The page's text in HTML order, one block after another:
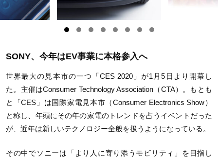
SONY、今年はEV事業に本格参入へ
世界最大の見本市の一つ「CES 2020」が1月5日より開幕し
た。主催はConsumer Technology Association（CTA）。もとも
と「CES」は国際家電見本市（Consumer Electronics Show）
と称し、年頭にその年の家電のトレンドを占うイベントだった
が、近年は新しいテクノロジー全般を扱うようになっている。
その中でソニーは「より人に寄り添うモビリティ」を目指し